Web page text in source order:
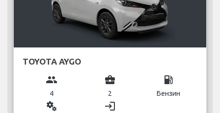
TOYOTA AYGO
group
4
business_center
2
local_gas_station
Бензин
miscellaneous_services login